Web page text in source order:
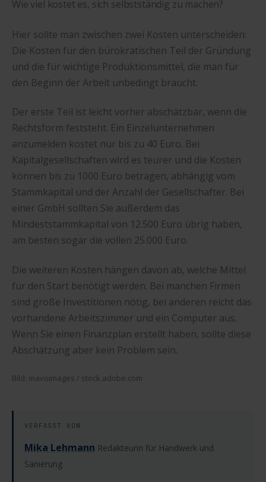
Wie viel kostet es, sich selbstständig zu machen?
Hier sollte man zwischen zwei Kosten unterscheiden:
Die Kosten für den bürokratischen Teil der Gründung
und die für wichtige Produktionsmittel, die man für
den Beginn der Arbeit unbedingt braucht.
Der erste Teil ist leicht vorher abschätzbar, wenn die
Rechtsform feststeht. Ein Einzelunternehmen
anzumelden kostet nur bis zu 40 Euro. Bei
Kapitalgesellschaften wird es teurer und die Kosten
können bis zu 1000 Euro betragen, abhängig vom
Stammkapital und der Anzahl der Gesellschafter. Bei
einer GmbH sollten Sie außerdem das
Mindeststammkapital von 12.500 Euro übrig haben,
am besten sogar die vollen 25.000 Euro.
Die weiteren Kosten hängen davon ab, welche Mittel
für den Start benötigt werden. Bei manchen Firmen
sind große Investitionen nötig, bei anderen reicht das
vorhandene Arbeitszimmer und ein Computer aus.
Wenn Sie einen Finanzplan erstellt haben, sollte diese
Abschätzung aber kein Problem sein.
Bild: mavoimages / stock.adobe.com
VERFASST VON
Mika Lehmann Redakteurin für Handwerk und
Sanierung